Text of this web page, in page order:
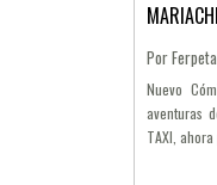
Por
Nuevo
aventuras
TAXI,